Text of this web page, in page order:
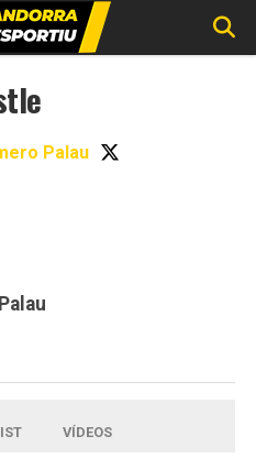
Palau
VÍDEOS